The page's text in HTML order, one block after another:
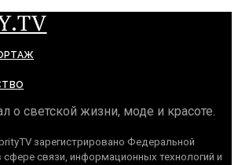
о светской жизни, моде и красоте.
зарегистрировано Федеральной
связи, информационных технологий и